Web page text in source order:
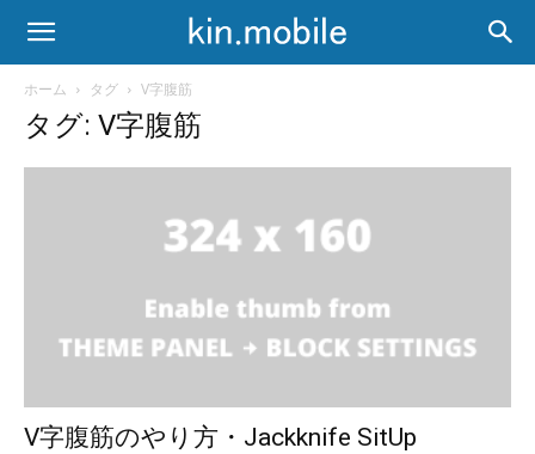
ホーム タグ V字腹筋
タグ: V字腹筋
V字腹筋のやり方・Jackknife SitUp